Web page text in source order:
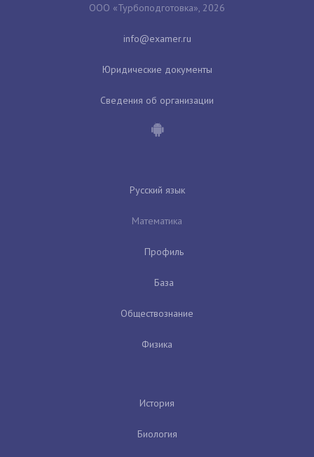
ООО «Турбоподготовка», 2026
Юридические документы
Сведения об организации
Русский язык
Математика
Профиль
База
Обществознание
Физика
История
Биология